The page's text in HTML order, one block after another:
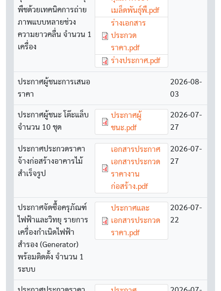
พืชด้วยเทคนิคการถ่าย
ภาพแบบหลายช่วง
ความยาวคลื่น จำนวน 1
เครื่อง
เมล็ดพันธุ์พื.pdf
Document
ร่างเอกสาร
ประกวด
ราคา.pdf
Document
ร่างประกาศ.pdf
ประกาศผู้ชนะการเสนอ
ราคา
2026-08-
03
ประกาศผู้ชนะ โต๊ะแล็บ
จำนวน 10 ชุด
Document
ประกาศผู้
ชนะ.pdf
2026-07-
27
ประกาศประกวดราคา
จ้างก่อสร้างอาคารไม้
สำเร็จรูป
Document
เอกสารประกาศ
เอกสารประกวด
ราคางาน
ก่อสร้าง.pdf
2026-07-
27
ประกาศจัดซื้อครุภัณฑ์
ไฟฟ้าและวิทยุ รายการ
เครื่องกำเนิดไฟฟ้า
สำรอง (Generator)
พร้อมติดตั้ง จำนวน 1
ระบบ
Document
ประกาศและ
เอกสารประกวด
ราคา.pdf
2026-07-
22